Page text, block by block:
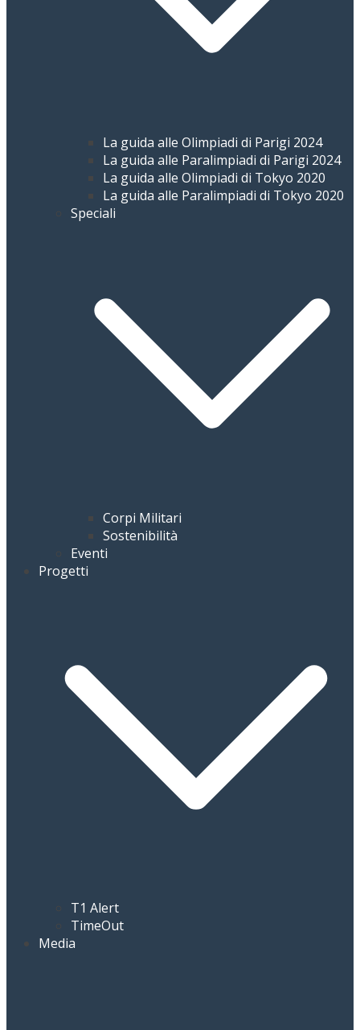
La guida alle Olimpiadi di Parigi 2024
La guida alle Paralimpiadi di Parigi 2024
La guida alle Olimpiadi di Tokyo 2020
La guida alle Paralimpiadi di Tokyo 2020
Speciali
Corpi Militari
Sostenibilità
Eventi
Progetti
T1 Alert
TimeOut
Media